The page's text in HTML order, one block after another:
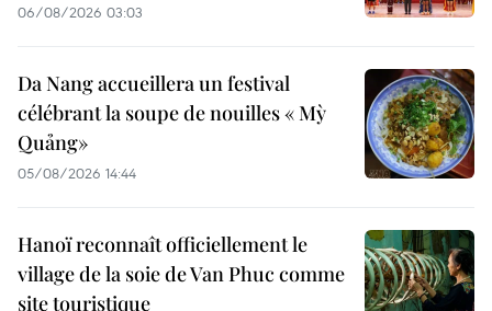
06/08/2026 03:03
Da Nang accueillera un festival
célébrant la soupe de nouilles « Mỳ
Quảng»
05/08/2026 14:44
Hanoï reconnaît officiellement le
village de la soie de Van Phuc comme
site touristique